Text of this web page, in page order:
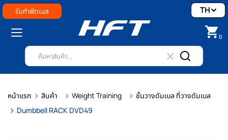
รับทำฟิตเนส
0
TH
หน้าแรก สินค้า Weight Training
ชั้นวางดัมเบล ที่วางดัมเบล
Dumbbell RACK DVD49